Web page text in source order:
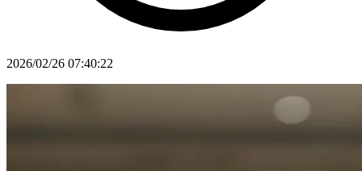
2026/02/26 07:40:22